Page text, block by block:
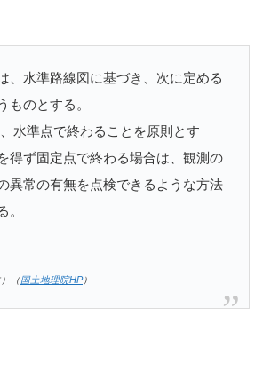
、水準路線図に基づき、次に定める
ものとする。
水準点で終わることを原則とす
得ず固定点で終わる場合は、観測の
異常の有無を点検できるような方法
。
（国土地理院HP）